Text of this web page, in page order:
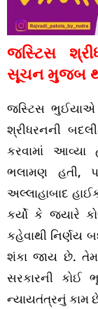
જસ્ટિસ
સૂચન મુજબ
જસ્ટિસ ભુઈયાએ
શ્રીધરનની
કરવામાં આવ્યા
ભલામણ હતી,
અલ્લાહાબાદ
કર્યો કે જ્યારે
કહેવાથી નિર્ણય
શંકા જાય છે.
સરકારની કોઈ
ન્યાયતંત્રનું કામ